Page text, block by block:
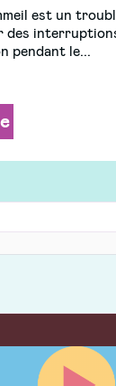
est un
des
pendant le...